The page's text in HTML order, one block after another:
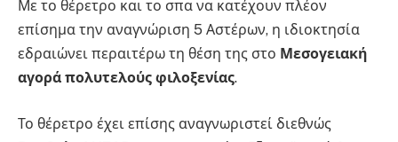
Με το θέρετρο και το σπα να κατέχουν πλέον
επίσημα την αναγνώριση 5 Αστέρων, η ιδιοκτησία
εδραιώνει περαιτέρω τη θέση της στο Μεσογειακή
αγορά πολυτελούς φιλοξενίας.
Το θέρετρο έχει επίσης αναγνωριστεί διεθνώς